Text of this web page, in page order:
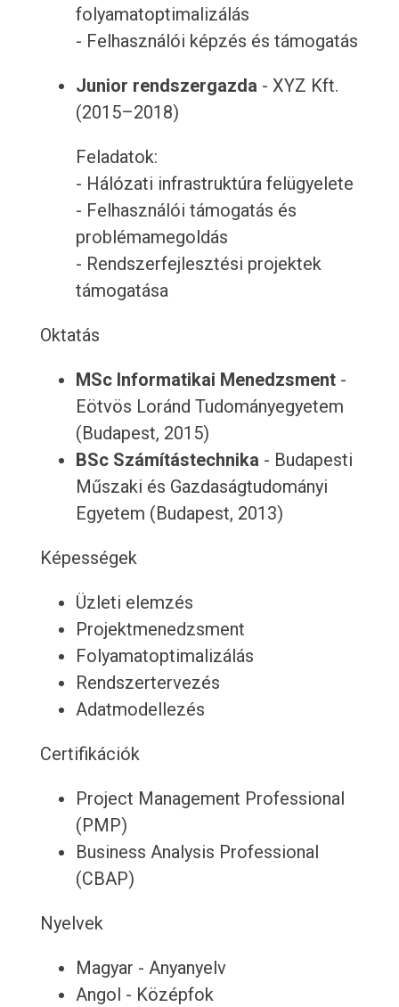
folyamatoptimalizálás
- Felhasználói képzés és támogatás
Junior rendszergazda - XYZ Kft.
(2015–2018)
Feladatok:
- Hálózati infrastruktúra felügyelete
- Felhasználói támogatás és
problémamegoldás
- Rendszerfejlesztési projektek
támogatása
Oktatás
MSc Informatikai Menedzsment-
Eötvös Loránd Tudományegyetem
(Budapest, 2015)
BSc Számítástechnika - Budapesti
Műszaki és Gazdaságtudományi
Egyetem (Budapest, 2013)
Képességek
Üzleti elemzés
Projektmenedzsment
Folyamatoptimalizálás
Rendszertervezés
Adatmodellezés
Certifikációk
Project Management Professional
(PMP)
Business Analysis Professional
(CBAP)
Nyelvek
Magyar - Anyanyelv
Angol - Középfok